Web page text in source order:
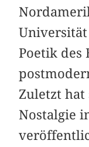
Poetik des
Zuletzt
Nostalgie